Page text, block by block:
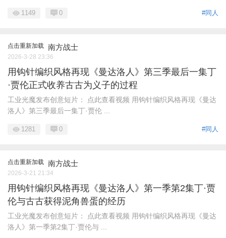
#同人
1149 0
点击重新加载 南方战士
2026-3-28 23:36
用钩针编织风格再现《曼达洛人》第三季最后一集丁
·贾伦正式收养古古为义子的过程
工业光魔发布创意短片： 点此查看视频 用钩针编织风格再现《曼达
洛人》第三季最后一集丁·贾伦 ...
#同人
1281 0
点击重新加载 南方战士
2026-3-21 21:34
用钩针编织风格再现《曼达洛人》第一季第2集丁·贾
伦与古古获得泥角兽蛋的经历
工业光魔发布创意短片： 点此查看视频 用钩针编织风格再现《曼达
洛人》第一季第2集丁·贾伦与 ...